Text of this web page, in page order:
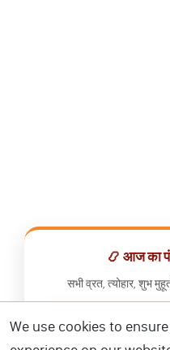
📿 आज का
सभी व्रत, त्योहार, शुभ
📅 हिंदी
We use cookies to